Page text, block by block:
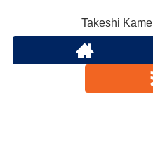
Takeshi